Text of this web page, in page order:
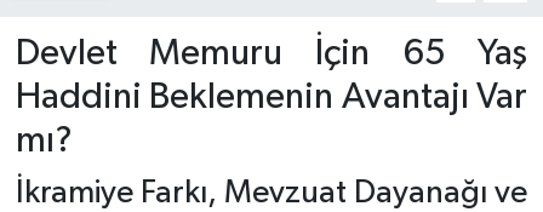
Devlet Memuru İçin 65 Yaş
Haddini Beklemenin Avantajı Var
mı?
İkramiye Farkı, Mevzuat Dayanağı ve